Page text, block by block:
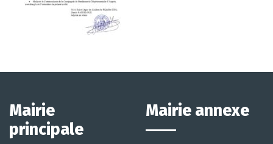
Mairie
principale
Mairie annexe